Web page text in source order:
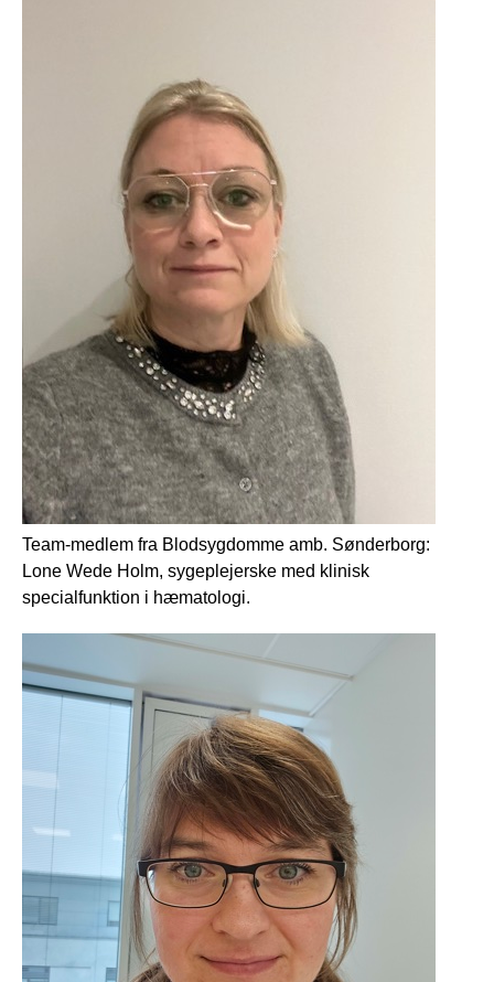
Team-medlem fra Blodsygdomme amb. Sønderborg:
Lone Wede Holm, sygeplejerske med klinisk
specialfunktion i hæmatologi.